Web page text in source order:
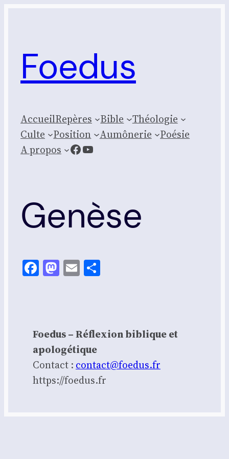
Foedus
AccueilRepères Bible
Théologie
Culte
Posi­tion Aumônerie
Poésie
A propos
Facebook
YouTube
Genèse
Facebook
Mastodon
Email
Foedus – Réflexion biblique et
apologétique
Contact : contact@foedus.fr
https://foedus.fr⁠